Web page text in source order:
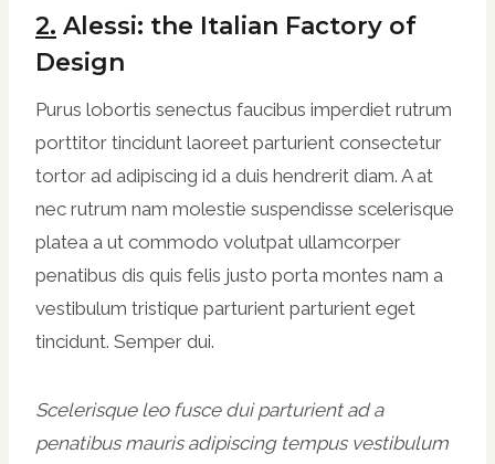
2. Alessi: the Italian Factory of
Design
Purus lobortis senectus faucibus imperdiet rutrum
porttitor tincidunt laoreet parturient consectetur
tortor ad adipiscing id a duis hendrerit diam. A at
nec rutrum nam molestie suspendisse scelerisque
platea a ut commodo volutpat ullamcorper
penatibus dis quis felis justo porta montes nam a
vestibulum tristique parturient parturient eget
tincidunt. Semper dui.
Scelerisque leo fusce dui parturient ad a
penatibus mauris adipiscing tempus vestibulum